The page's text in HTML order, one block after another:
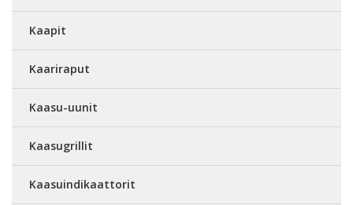
Kaapit
Kaariraput
Kaasu-uunit
Kaasugrillit
Kaasuindikaattorit